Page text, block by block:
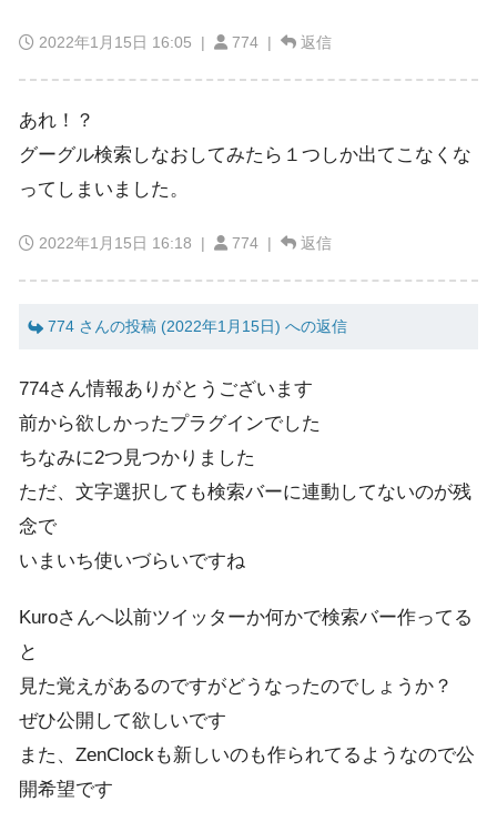
2022年1月15日 16:05 | 774 | 返信
あれ！？
グーグル検索しなおしてみたら１つしか出てこなくな
ってしまいました。
2022年1月15日 16:18 | 774 | 返信
774 さんの投稿 (2022年1月15日) への返信
774さん情報ありがとうございます
前から欲しかったプラグインでした
ちなみに2つ見つかりました
ただ、文字選択しても検索バーに連動してないのが残
念で
いまいち使いづらいですね
Kuroさんへ以前ツイッターか何かで検索バー作ってる
と
見た覚えがあるのですがどうなったのでしょうか？
ぜひ公開して欲しいです
また、ZenClockも新しいのも作られてるようなので公
開希望です